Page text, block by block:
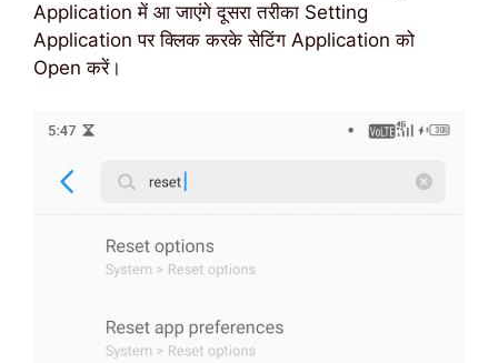
Application में आ जाएंगे दूसरा तरीका Setting
Application पर क्लिक करके सेटिंग Application को
Open करें।